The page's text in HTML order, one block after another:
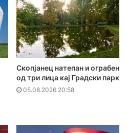
Скопјанец натепан и ограбен
од три лица кај Градски парк
05.08.2026 20:58